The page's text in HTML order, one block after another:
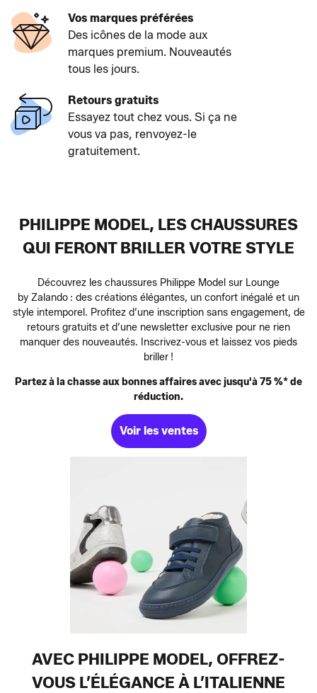
Vos marques préférées
Des icônes de la mode aux
marques premium. Nouveautés
tous les jours.
Retours gratuits
Essayez tout chez vous. Si ça ne
vous va pas, renvoyez-le
gratuitement.
PHILIPPE MODEL, LES CHAUSSURES
QUI FERONT BRILLER VOTRE STYLE
Découvrez les chaussures Philippe Model sur Lounge
by Zalando : des créations élégantes, un confort inégalé et un
style intemporel. Profitez d’une inscription sans engagement, de
retours gratuits et d’une newsletter exclusive pour ne rien
manquer des nouveautés. Inscrivez-vous et laissez vos pieds
briller !
Partez à la chasse aux bonnes affaires avec jusqu'à 75 %* de
réduction.
Voir les ventes
AVEC PHILIPPE MODEL, OFFREZ-
VOUS L’ÉLÉGANCE À L’ITALIENNE